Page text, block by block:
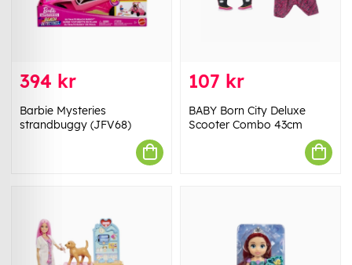
394 kr
Barbie Mysteries
strandbuggy (JFV68)
107 kr
BABY Born City Deluxe
Scooter Combo 43cm